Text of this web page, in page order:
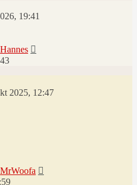
19:41
Hannes
2025, 12:47
MrWoofa